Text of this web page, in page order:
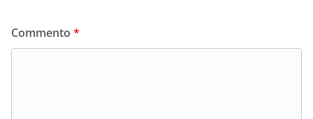
Commento *